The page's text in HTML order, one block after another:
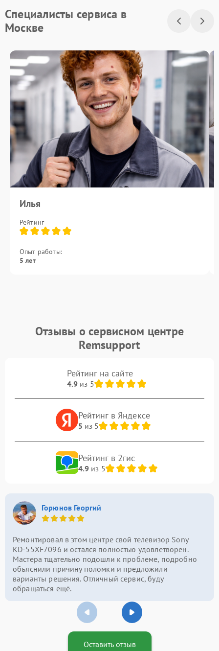
Специалисты сервиса в
Москве
Илья
Рейтинг
Опыт работы:
5 лет
Отзывы о сервисном центре
Remsupport
Рейтинг на сайте
4.9из 5
Рейтинг в Яндексе
5 из 5
Рейтинг в 2гис
4.9из 5
Горюнов Георгий
Ремонтировал в этом центре свой телевизор Sony
KD-55XF7096 и остался полностью удовлетворен.
Мастера тщательно подошли к проблеме, подробно
объяснили причину поломки и предложили
варианты решения. Отличный сервис, буду
обращаться ещё.
Оставить отзыв